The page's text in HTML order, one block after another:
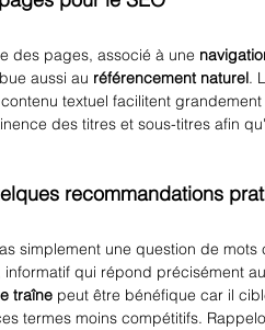
des pages, associé à une
aussi au référencement naturel.
textuel facilitent
des titres et sous-titres afin
recommandations
simplement une question de
qui répond précisément
traîne peut être bénéfique car il
termes moins compétitifs.